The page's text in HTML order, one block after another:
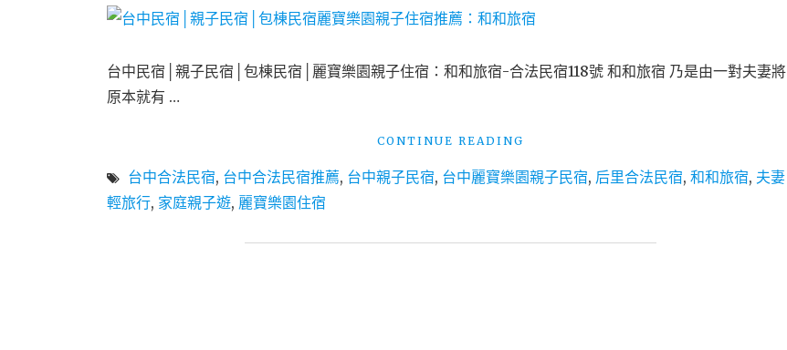
台中民宿│親子民宿│包棟民宿│麗寶樂園親子住宿：和和旅宿-合法民宿118號 和和旅宿 乃是由一對夫妻將
原本就有 …
CONTINUE READING
民
台中合法民宿, 台中合法民宿推薦, 台中親子民宿, 台中麗寶樂園親子民宿, 后里合法民宿, 和和旅宿, 夫妻
輕旅行, 家庭親子遊, 麗寶樂園住宿